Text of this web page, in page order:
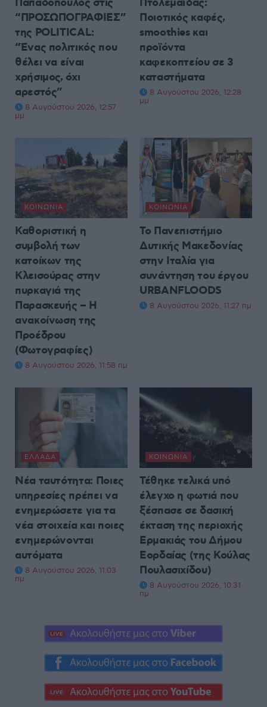
Παπαδόπουλος στις
“ΠΡΟΣΩΠΟΓΡΑΦΙΕΣ”
της POLITICAL:
“Ένας πολιτικός που
θέλει να είναι
χρήσιμος, όχι
αρεστός”
8 Αυγούστου 2026, 12:57
μμ
Πτολεμαΐδας:
Ποιοτικός καφές,
smoothies και
προϊόντα
καφεκοπτείου σε 3
καταστήματα
8 Αυγούστου 2026, 12:28
μμ
ΚΟΙΝΩΝΊΑ
Καθοριστική η
συμβολή των
κατοίκων της
Κλεισούρας στην
πυρκαγιά της
Παρασκευής – Η
ανακοίνωση της
Προέδρου
(Φωτογραφίες)
8 Αυγούστου 2026, 11:58 πμ
ΚΟΙΝΩΝΊΑ
Το Πανεπιστήμιο
Δυτικής Μακεδονίας
στην Ιταλία για
συνάντηση του έργου
URBANFLOODS
8 Αυγούστου 2026, 11:27 πμ
ΕΛΛΆΔΑ
Νέα ταυτότητα: Ποιες
υπηρεσίες πρέπει να
ενημερώσετε για τα
νέα στοιχεία και ποιες
ενημερώνονται
αυτόματα
8 Αυγούστου 2026, 11:03
πμ
ΚΟΙΝΩΝΊΑ
Τέθηκε τελικά υπό
έλεγχο η φωτιά που
ξέσπασε σε δασική
έκταση της περιοχής
Ερμακιάς του Δήμου
Εορδαίας (της Κούλας
Πουλασιχίδου)
8 Αυγούστου 2026, 10:31
πμ